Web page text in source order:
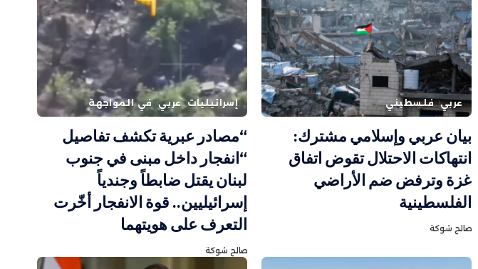
عربي فلسطيني
بيان عربي وإسلامي مشترك:
انتهاكات الاحتلال تقوض اتفاق
غزة وترفض ضم الأراضي
الفلسطينية
صالح شوكة
إسرائيليات عربي في المواجهة
“مصادر عبرية تكشف تفاصيل
“انفجار داخل مبنى في جنوب
لبنان يقتل ضابطاً وجندياً
إسرائيليين.. قوة الانفجار أخّرت
التعرف على هويتهما
صالح شوكة